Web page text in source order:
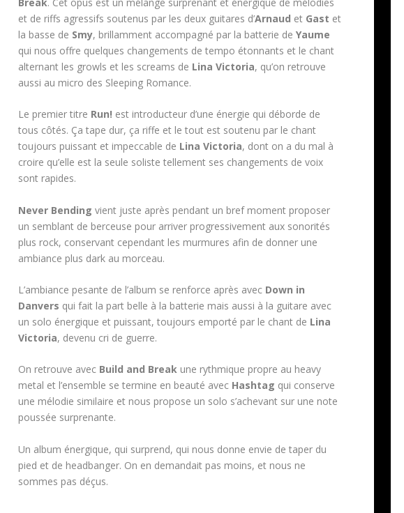
et de riffs agressifs soutenus par les deux guitares d’Arnaud et Gast et
la basse de Smy, brillamment accompagné par la batterie de Yaume
qui nous offre quelques changements de tempo étonnants et le chant
alternant les growls et les screams de Lina Victoria, qu’on retrouve
aussi au micro des Sleeping Romance.
Le premier titre Run! est introducteur d’une énergie qui déborde de
tous côtés. Ça tape dur, ça riffe et le tout est soutenu par le chant
toujours puissant et impeccable de Lina Victoria, dont on a du mal à
croire qu’elle est la seule soliste tellement ses changements de voix
sont rapides.
Never Bending vient juste après pendant un bref moment proposer
un semblant de berceuse pour arriver progressivement aux sonorités
plus rock, conservant cependant les murmures afin de donner une
ambiance plus dark au morceau.
L’ambiance pesante de l’album se renforce après avec Down in
Danvers qui fait la part belle à la batterie mais aussi à la guitare avec
un solo énergique et puissant, toujours emporté par le chant de Lina
Victoria, devenu cri de guerre.
On retrouve avec Build and Breakune rythmique propre au heavy
metal et l’ensemble se termine en beauté avec Hashtag qui conserve
une mélodie similaire et nous propose un solo s’achevant sur une note
poussée surprenante.
Un album énergique, qui surprend, qui nous donne envie de taper du
pied et de headbanger. On en demandait pas moins, et nous ne
sommes pas déçus.